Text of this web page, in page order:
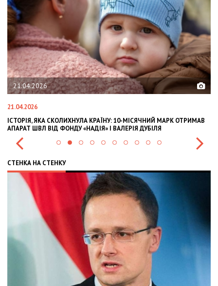
21.04.2026
21.04.2026
ІСТОРІЯ, ЯКА СКОЛИХНУЛА КРАЇНУ: 10-МІСЯЧНИЙ МАРК ОТРИМАВ
АПАРАТ ШВЛ ВІД ФОНДУ «НАДІЯ» І ВАЛЕРІЯ ДУБІЛЯ
СТЕНКА НА СТЕНКУ